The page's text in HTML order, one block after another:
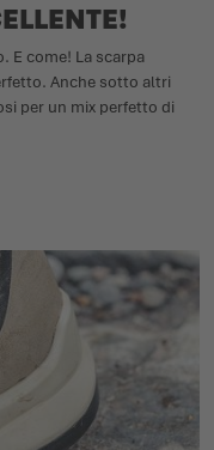
E come! La scarpa
Anche sotto altri
per un mix perfetto di